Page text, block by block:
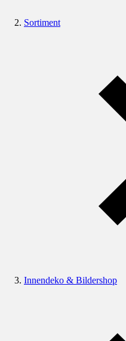
Sortiment
Innendeko & Bildershop